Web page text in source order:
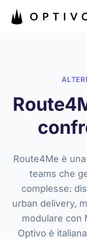
Route4Me è
teams che
complesse:
urban delivery,
modulare con
Optivo è